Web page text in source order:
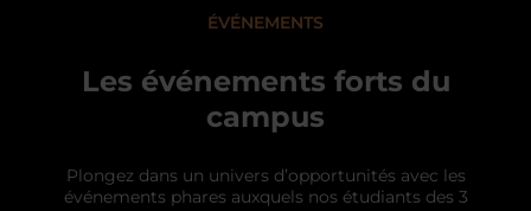
ÉVÉNEMENTS
Les événements forts du
campus
Plongez dans un univers d’opportunités avec les
événements phares auxquels nos étudiants des 3